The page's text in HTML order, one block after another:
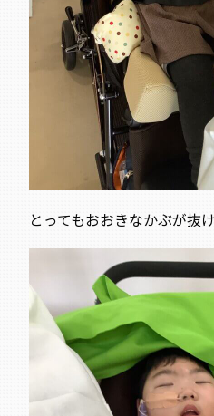
とってもおおきなかぶが抜